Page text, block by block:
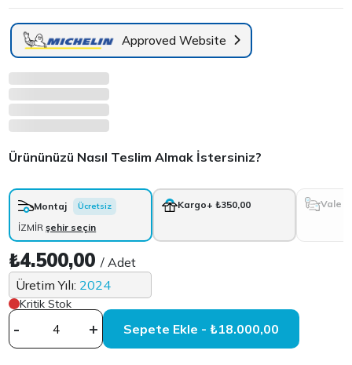
Approved Website
Ürününüzü Nasıl Teslim Almak İstersiniz?
Montaj Ücretsiz
İZMİRşehir seçin
Kargo+ ₺350,00 Vale
₺4.500,00/ Adet
Üretim Yılı: 2024
Kritik Stok
- + Sepete Ekle - ₺18.000,00